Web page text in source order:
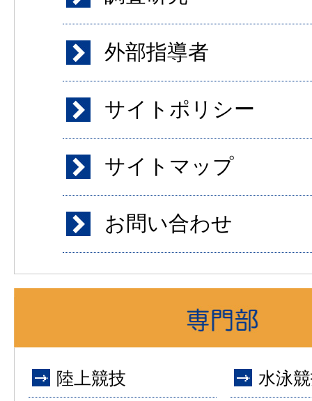
外部指導者
サイトポリシー
サイトマップ
お問い合わせ
陸上競技 水泳